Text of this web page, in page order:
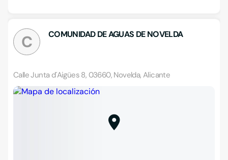
C COMUNIDAD DE AGUAS DE NOVELDA
Calle Junta d´Aigües 8, 03660, Novelda, Alicante